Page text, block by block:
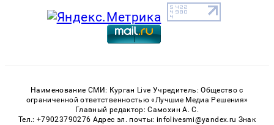
Наименование СМИ: Курган Live Учредитель: Общество с
ограниченной ответственностью «Лучшие Медиа Решения»
Главный редактор: Самохин А. С.
Тел.: +79023790276 Адрес эл. почты: infolivesmi@yandex.ru Знак